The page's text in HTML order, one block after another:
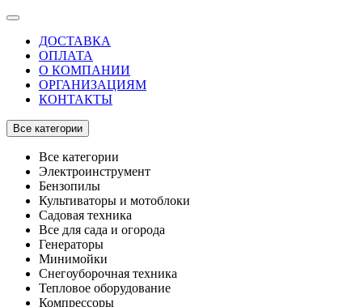
ДОСТАВКА
ОПЛАТА
О КОМПАНИИ
ОРГАНИЗАЦИЯМ
КОНТАКТЫ
Все категории
Все категории
Электроинструмент
Бензопилы
Культиваторы и мотоблоки
Садовая техника
Все для сада и огорода
Генераторы
Минимойки
Снегоуборочная техника
Тепловое оборудование
Компрессоры